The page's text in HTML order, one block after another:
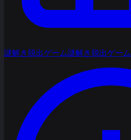
謎解き脱出ゲーム謎解き脱出ゲーム